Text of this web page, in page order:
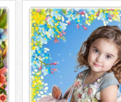
Праздничный
с рамкой для
Весеннее настроение
Праздничный
рамкой для фото -
настроение PSD | 4961 х